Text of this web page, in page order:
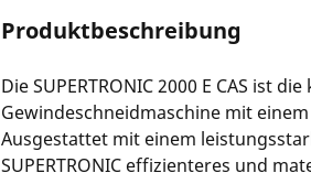
Produktbeschreibung
Die SUPERTRONIC 2000 E CAS ist
Gewindeschneidmaschine mit
Ausgestattet mit einem
SUPERTRONIC effizienteres und